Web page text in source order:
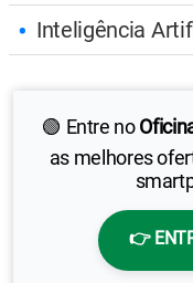
Inteligência
🟢 Entre no
as melhores
👉